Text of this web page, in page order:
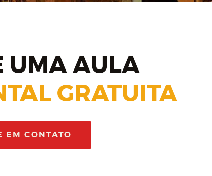
UMA AULA
GRATUITA
EM CONTATO